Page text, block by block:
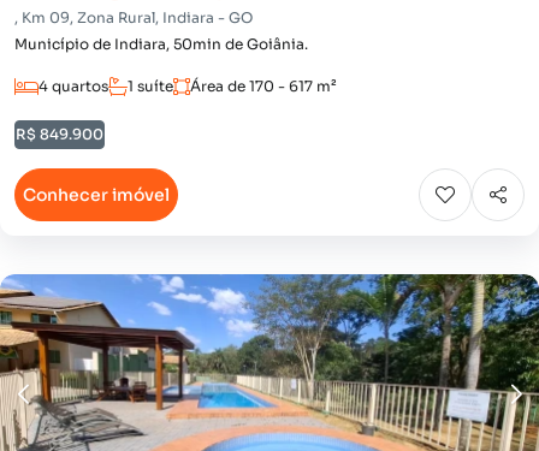
, Km 09, Zona Rural, Indiara - GO
Município de Indiara, 50min de Goiânia.
4 quartos 1 suíte Área de 170 - 617 m²
R$ 849.900
Conhecer imóvel